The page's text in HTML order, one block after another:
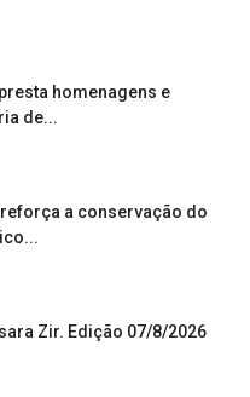
homenagens e
de...
a conservação do
Zir. Edição 07/8/2026